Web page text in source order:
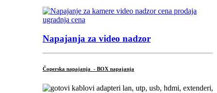
Napajanja za video nadzor
Čoperska napajanja - BOX napajanja